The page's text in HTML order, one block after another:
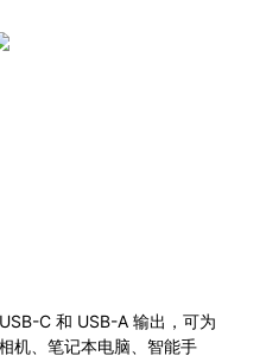
C 和 USB-A 输出，可为
机、笔记本电脑、智能手